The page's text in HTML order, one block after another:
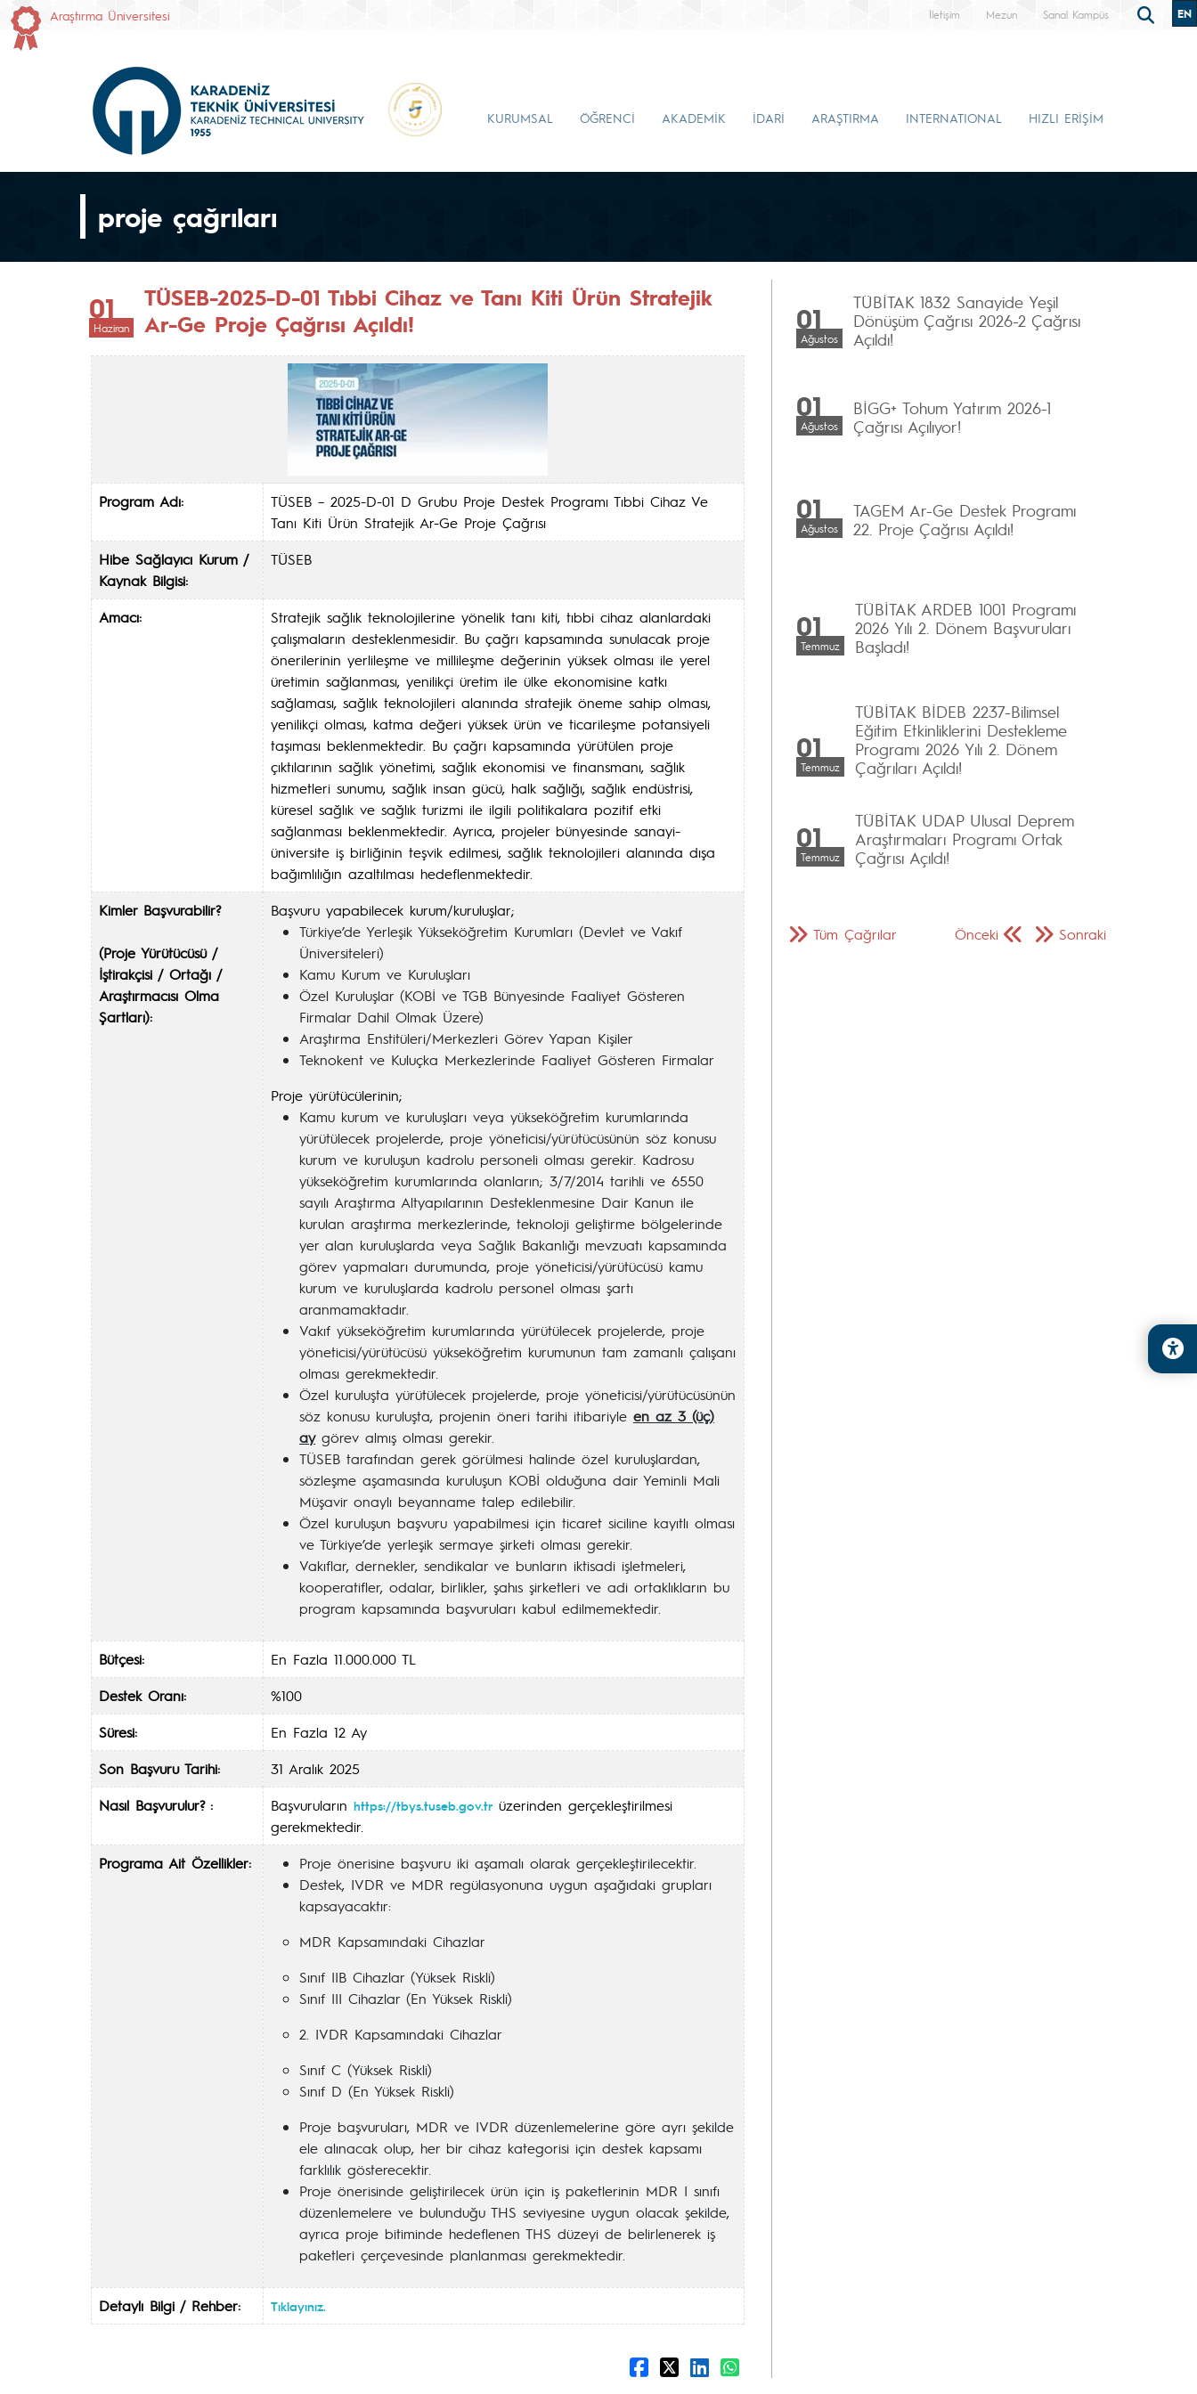
Araştırma Üniversitesi İletişim Mezun Sanal Kampüs EN
KURUMSAL ÖĞRENCİ AKADEMİK İDARİ ARAŞTIRMA INTERNATIONAL HIZLI ERİŞİM
proje çağrıları
01
Haziran
TÜSEB-2025-D-01 Tıbbi Cihaz ve Tanı Kiti Ürün Stratejik
Ar-Ge Proje Çağrısı Açıldı!
Program Adı:
TÜSEB – 2025-D-01 D Grubu Proje Destek Programı Tıbbi Cihaz Ve
Tanı Kiti Ürün Stratejik Ar-Ge Proje Çağrısı
Hibe Sağlayıcı Kurum /
Kaynak Bilgisi:
TÜSEB
Amacı:
Stratejik sağlık teknolojilerine yönelik tanı kiti, tıbbi cihaz alanlardaki
çalışmaların desteklenmesidir. Bu çağrı kapsamında sunulacak proje
önerilerinin yerlileşme ve millileşme değerinin yüksek olması ile yerel
üretimin sağlanması, yenilikçi üretim ile ülke ekonomisine katkı
sağlaması, sağlık teknolojileri alanında stratejik öneme sahip olması,
yenilikçi olması, katma değeri yüksek ürün ve ticarileşme potansiyeli
taşıması beklenmektedir. Bu çağrı kapsamında yürütülen proje
çıktılarının sağlık yönetimi, sağlık ekonomisi ve finansmanı, sağlık
hizmetleri sunumu, sağlık insan gücü, halk sağlığı, sağlık endüstrisi,
küresel sağlık ve sağlık turizmi ile ilgili politikalara pozitif etki
sağlanması beklenmektedir. Ayrıca, projeler bünyesinde sanayi-
üniversite iş birliğinin teşvik edilmesi, sağlık teknolojileri alanında dışa
bağımlılığın azaltılması hedeflenmektedir.
Kimler Başvurabilir?
(Proje Yürütücüsü /
İştirakçisi / Ortağı /
Araştırmacısı Olma
Şartları):
Başvuru yapabilecek kurum/kuruluşlar;
Türkiye’de Yerleşik Yükseköğretim Kurumları (Devlet ve Vakıf
Üniversiteleri)
Kamu Kurum ve Kuruluşları
Özel Kuruluşlar (KOBİ ve TGB Bünyesinde Faaliyet Gösteren
Firmalar Dahil Olmak Üzere)
Araştırma Enstitüleri/Merkezleri Görev Yapan Kişiler
Teknokent ve Kuluçka Merkezlerinde Faaliyet Gösteren Firmalar
Proje yürütücülerinin;
Kamu kurum ve kuruluşları veya yükseköğretim kurumlarında
yürütülecek projelerde, proje yöneticisi/yürütücüsünün söz konusu
kurum ve kuruluşun kadrolu personeli olması gerekir. Kadrosu
yükseköğretim kurumlarında olanların; 3/7/2014 tarihli ve 6550
sayılı Araştırma Altyapılarının Desteklenmesine Dair Kanun ile
kurulan araştırma merkezlerinde, teknoloji geliştirme bölgelerinde
yer alan kuruluşlarda veya Sağlık Bakanlığı mevzuatı kapsamında
görev yapmaları durumunda, proje yöneticisi/yürütücüsü kamu
kurum ve kuruluşlarda kadrolu personel olması şartı
aranmamaktadır.
Vakıf yükseköğretim kurumlarında yürütülecek projelerde, proje
yöneticisi/yürütücüsü yükseköğretim kurumunun tam zamanlı çalışanı
olması gerekmektedir.
Özel kuruluşta yürütülecek projelerde, proje yöneticisi/yürütücüsünün
söz konusu kuruluşta, projenin öneri tarihi itibariyle en az 3 (üç)
aygörev almış olması gerekir.
TÜSEB tarafından gerek görülmesi halinde özel kuruluşlardan,
sözleşme aşamasında kuruluşun KOBİ olduğuna dair Yeminli Mali
Müşavir onaylı beyanname talep edilebilir.
Özel kuruluşun başvuru yapabilmesi için ticaret siciline kayıtlı olması
ve Türkiye’de yerleşik sermaye şirketi olması gerekir.
Vakıflar, dernekler, sendikalar ve bunların iktisadi işletmeleri,
kooperatifler, odalar, birlikler, şahıs şirketleri ve adi ortaklıkların bu
program kapsamında başvuruları kabul edilmemektedir.
Bütçesi:
En Fazla 11.000.000 TL
Destek Oranı:
%100
Süresi:
En Fazla 12 Ay
Son Başvuru Tarihi:
31 Aralık 2025
Nasıl Başvurulur? :
Başvuruların https://tbys.tuseb.gov.tr üzerinden gerçekleştirilmesi
gerekmektedir.
Programa Ait Özellikler:
Proje önerisine başvuru iki aşamalı olarak gerçekleştirilecektir.
Destek, IVDR ve MDR regülasyonuna uygun aşağıdaki grupları
kapsayacaktır:
MDR Kapsamındaki Cihazlar
Sınıf IIB Cihazlar (Yüksek Riskli)
Sınıf III Cihazlar (En Yüksek Riskli)
2. IVDR Kapsamındaki Cihazlar
Sınıf C (Yüksek Riskli)
Sınıf D (En Yüksek Riskli)
Proje başvuruları, MDR ve IVDR düzenlemelerine göre ayrı şekilde
ele alınacak olup, her bir cihaz kategorisi için destek kapsamı
farklılık gösterecektir.
Proje önerisinde geliştirilecek ürün için iş paketlerinin MDR I sınıfı
düzenlemelere ve bulunduğu THS seviyesine uygun olacak şekilde,
ayrıca proje bitiminde hedeflenen THS düzeyi de belirlenerek iş
paketleri çerçevesinde planlanması gerekmektedir.
Detaylı Bilgi / Rehber: Tıklayınız.
01
Ağustos
TÜBİTAK 1832 Sanayide Yeşil
Dönüşüm Çağrısı 2026-2 Çağrısı
Açıldı!
01
Ağustos
BİGG+ Tohum Yatırım 2026-1
Çağrısı Açılıyor!
01
Ağustos
TAGEM Ar-Ge Destek Programı
22. Proje Çağrısı Açıldı!
01
Temmuz
TÜBİTAK ARDEB 1001 Programı
2026 Yılı 2. Dönem Başvuruları
Başladı!
01
Temmuz
TÜBİTAK BİDEB 2237-Bilimsel
Eğitim Etkinliklerini Destekleme
Programı 2026 Yılı 2. Dönem
Çağrıları Açıldı!
01
Temmuz
TÜBİTAK UDAP Ulusal Deprem
Araştırmaları Programı Ortak
Çağrısı Açıldı!
Önceki Sonraki
Tüm Çağrılar